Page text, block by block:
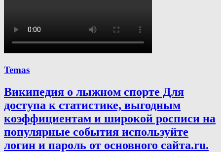
Temas
Википедия о лыжном спорте Для
доступа к статистике, выгодным
коэффициентам и широкой росписи на
популярные события используйте
логин и пароль от основного сайта.ru.